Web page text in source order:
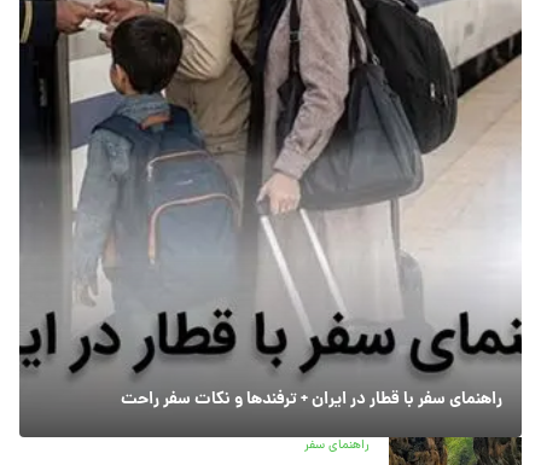
راهنمای سفر با قطار در ایران + ترفندها و نکات سفر راحت
راهنمای سفر